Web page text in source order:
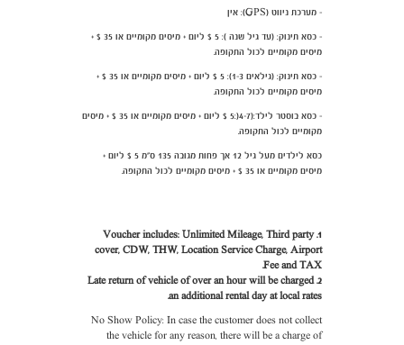
- מערכת ניווט (GPS): אין
- כסא תינוק: (עד גיל שנה ): 5 $ ליום + מיסים מקומיים או 35 $ +
מיסים מקומיים לכול התקופה.
- כסא תינוק: (גילאים 1-3): 5 $ ליום + מיסים מקומיים או 35 $ +
מיסים מקומיים לכול התקופה.
- כסא בוסטר לילד:(4-7(:5 $ ליום + מיסים מקומיים או 35 $ + מיסים
מקומיים לכול התקופה.
כסא לילדים מעל גיל 12 אך פחות מגובה 135 ס"מ 5 $ ליום +
מיסים מקומיים או 35 $ + מיסים מקומיים לכול התקופה.
1. Voucher includes: Unlimited Mileage, Third party
cover, CDW, THW, Location Service Charge, Airport
Fee and TAX.
2. Late return of vehicle of over an hour will be charged
an additional rental day at local rates.
No Show Policy: In case the customer does not collect
the vehicle for any reason, there will be a charge of